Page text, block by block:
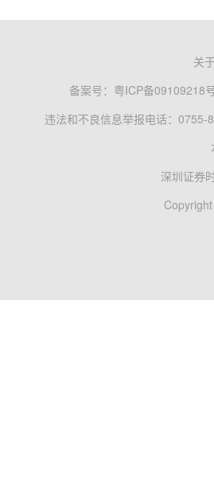
关
备案号： 粤ICP备09109218
违法和不良信息举报电话：0755-
深圳证券